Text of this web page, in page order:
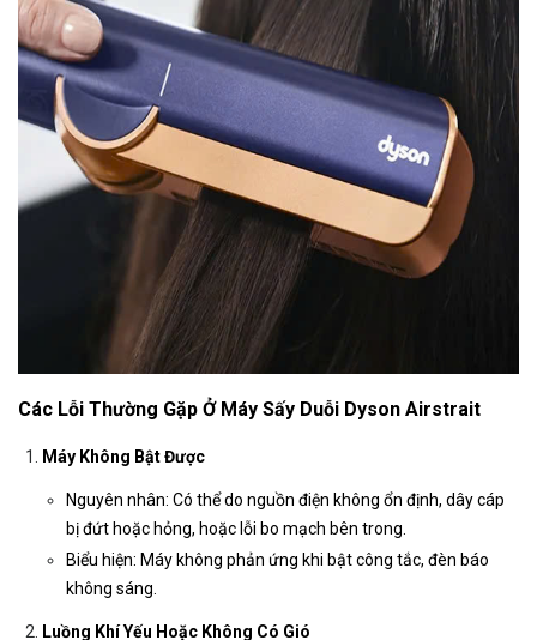
Các Lỗi Thường Gặp Ở Máy Sấy Duỗi Dyson Airstrait
Máy Không Bật Được
Nguyên nhân: Có thể do nguồn điện không ổn định, dây cáp
bị đứt hoặc hỏng, hoặc lỗi bo mạch bên trong.
Biểu hiện: Máy không phản ứng khi bật công tắc, đèn báo
không sáng.
Luồng Khí Yếu Hoặc Không Có Gió